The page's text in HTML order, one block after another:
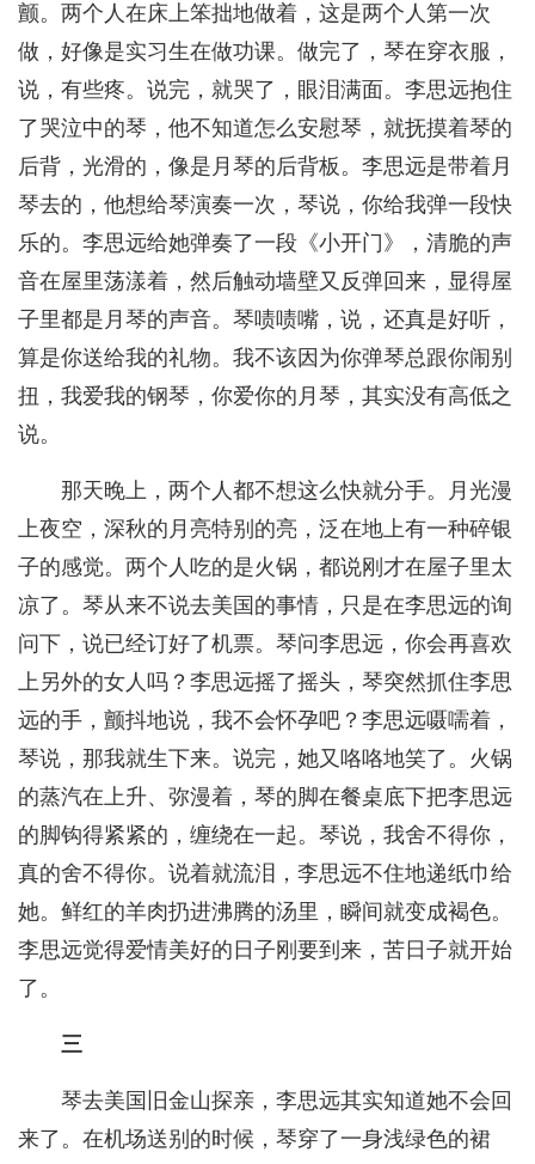
颤。两个人在床上笨拙地做着，这是两个人第一次
做，好像是实习生在做功课。做完了，琴在穿衣服，
说，有些疼。说完，就哭了，眼泪满面。李思远抱住
了哭泣中的琴，他不知道怎么安慰琴，就抚摸着琴的
后背，光滑的，像是月琴的后背板。李思远是带着月
琴去的，他想给琴演奏一次，琴说，你给我弹一段快
乐的。李思远给她弹奏了一段《小开门》，清脆的声
音在屋里荡漾着，然后触动墙壁又反弹回来，显得屋
子里都是月琴的声音。琴啧啧嘴，说，还真是好听，
算是你送给我的礼物。我不该因为你弹琴总跟你闹别
扭，我爱我的钢琴，你爱你的月琴，其实没有高低之
说。
那天晚上，两个人都不想这么快就分手。月光漫
上夜空，深秋的月亮特别的亮，泛在地上有一种碎银
子的感觉。两个人吃的是火锅，都说刚才在屋子里太
凉了。琴从来不说去美国的事情，只是在李思远的询
问下，说已经订好了机票。琴问李思远，你会再喜欢
上另外的女人吗？李思远摇了摇头，琴突然抓住李思
远的手，颤抖地说，我不会怀孕吧？李思远嗫嚅着，
琴说，那我就生下来。说完，她又咯咯地笑了。火锅
的蒸汽在上升、弥漫着，琴的脚在餐桌底下把李思远
的脚钩得紧紧的，缠绕在一起。琴说，我舍不得你，
真的舍不得你。说着就流泪，李思远不住地递纸巾给
她。鲜红的羊肉扔进沸腾的汤里，瞬间就变成褐色。
李思远觉得爱情美好的日子刚要到来，苦日子就开始
了。
三
琴去美国旧金山探亲，李思远其实知道她不会回
来了。在机场送别的时候，琴穿了一身浅绿色的裙